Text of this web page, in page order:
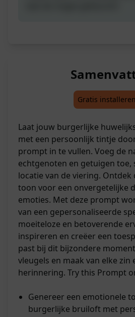
Gratis installeren
Laat jouw burgerlijke
met een persoonlijk tintje
prompt in te vullen. Voeg de
echtgenoten en getuigen toe,
locatie van de viering. Ontdek
toon voor een onvergetelijke
emoties. Met deze prompt
van een gepersonaliseerde
moeiteloze en betoverende
inspireren en creëer een
past bij dit bijzondere
vleugels en maak van elke zin
herinnering. Try this Prompt
Genereer een emotionele
burgerlijke bruiloft met